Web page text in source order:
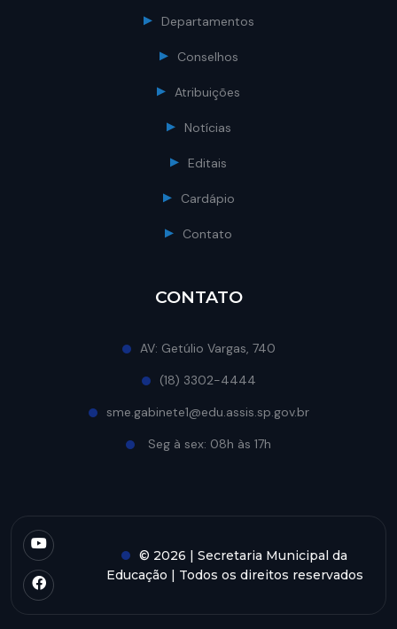
Departamentos
Conselhos
Atribuições
Notícias
Editais
Cardápio
Contato
CONTATO
AV: Getúlio Vargas, 740
(18) 3302-4444
sme.gabinete1@edu.assis.sp.gov.br
Seg à sex: 08h às 17h
© 2026 | Secretaria Municipal da
Educação | Todos os direitos reservados